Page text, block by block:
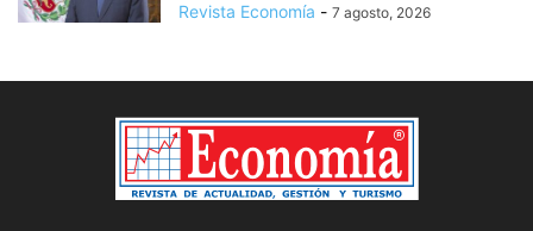
Revista Economía - 7 agosto, 2026